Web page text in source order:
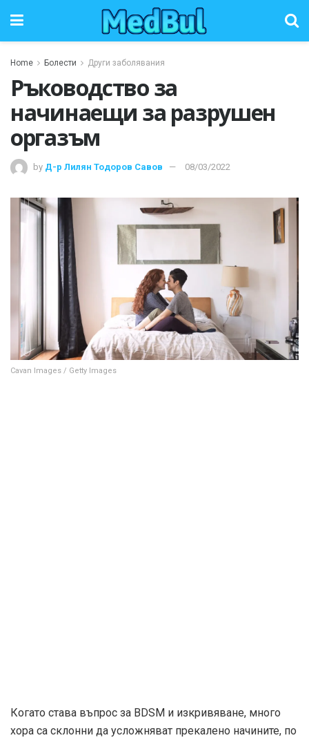
Home Болести Други заболявания
Ръководство за
начинаещи за разрушен
оргазъм
by Д-р Лилян Тодоров Савов 08/03/2022
Cavan Images / Getty Images
Когато става въпрос за BDSM и изкривяване, много
хора са склонни да усложняват прекалено начините, по